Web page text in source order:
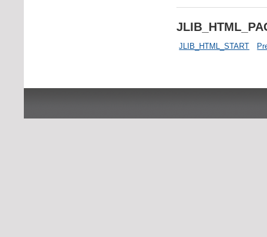
JLIB_HTML_START